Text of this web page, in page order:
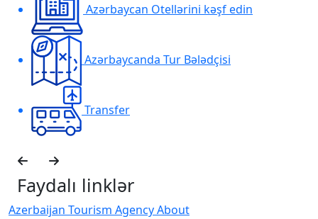
Azərbaycan Otellərini kəşf edin
Azərbaycanda Tur Bələdçisi
Transfer
Faydalı linklər
Azerbaijan Tourism Agency About